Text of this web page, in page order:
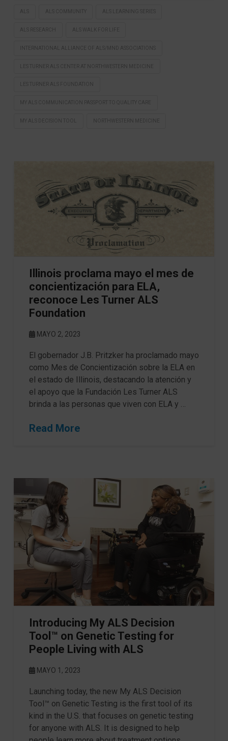
ALS ALS COMMUNITY ALS LEARNING SERIES
ALS RESEARCH ALS WALK FOR LIFE
INTERNATIONAL ALLIANCE OF ALS/MND ASSOCIATIONS
LES TURNER ALS CENTER AT NORTHWESTERN MEDICINE
LES TURNER ALS FOUNDATION
MY ALS COMMUNICATION PASSPORT TO QUALITY CARE
MY ALS DECISION TOOL NORTHWESTERN MEDICINE
Illinois proclama mayo el mes de
concientización para ELA,
reconoce Les Turner ALS
Foundation
MAYO 2, 2023
El gobernador J.B. Pritzker ha proclamado mayo
como Mes de Concientización sobre la ELA en
el estado de Illinois, destacando la atención y
el apoyo que la Fundación Les Turner ALS
brinda a las personas que viven con ELA y …
Read More
Introducing My ALS Decision
Tool™ on Genetic Testing for
People Living with ALS
MAYO 1, 2023
Launching today, the new My ALS Decision
Tool™ on Genetic Testing is the first tool of its
kind in the U.S. that focuses on genetic testing
for anyone with ALS. It is designed to help